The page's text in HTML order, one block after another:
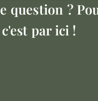
question ?
par ici !